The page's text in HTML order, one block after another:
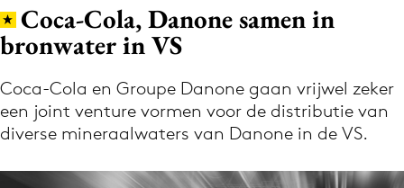
Volg het laatste nieuws via de Adformatie
Nieuws app
Coca-Cola, Danone samen in
bronwater in VS
Coca-Cola en Groupe Danone gaan vrijwel zeker
een joint venture vormen voor de distributie van
diverse mineraalwaters van Danone in de VS.